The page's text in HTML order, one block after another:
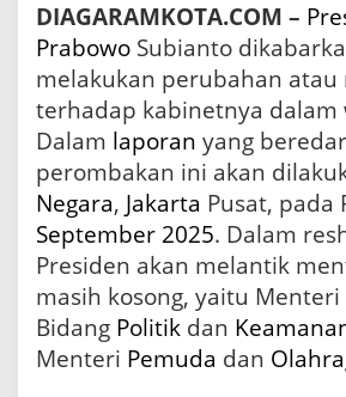
DIAGARAMKOTA.COM –
Prabowo Subianto
melakukan perubahan atau
terhadap kabinetnya dalam
Dalam laporan yang
perombakan ini akan
Negara, Jakarta Pusat, pada
September 2025. Dalam
Presiden akan melantik
masih kosong, yaitu
Bidang Politik dan
Menteri Pemuda dan